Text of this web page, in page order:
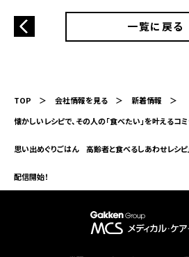
一覧に戻る
TOP 会社情報を見る
新着情報
懐かしいレシピで、その人の「食べたい」を叶えるコ
思い出めぐりごはん 高齢者と食べるしあわせレシ
配信開始！